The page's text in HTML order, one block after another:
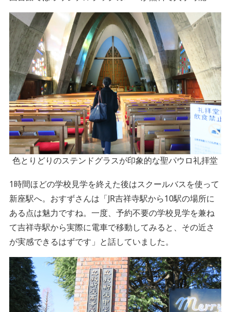
色とりどりのステンドグラスが印象的な聖パウロ礼拝堂
1時間ほどの学校見学を終えた後はスクールバスを使って
新座駅へ。おすずさんは「JR吉祥寺駅から10駅の場所に
ある点は魅力ですね。一度、予約不要の学校見学を兼ね
て吉祥寺駅から実際に電車で移動してみると、その近さ
が実感できるはずです」と話していました。